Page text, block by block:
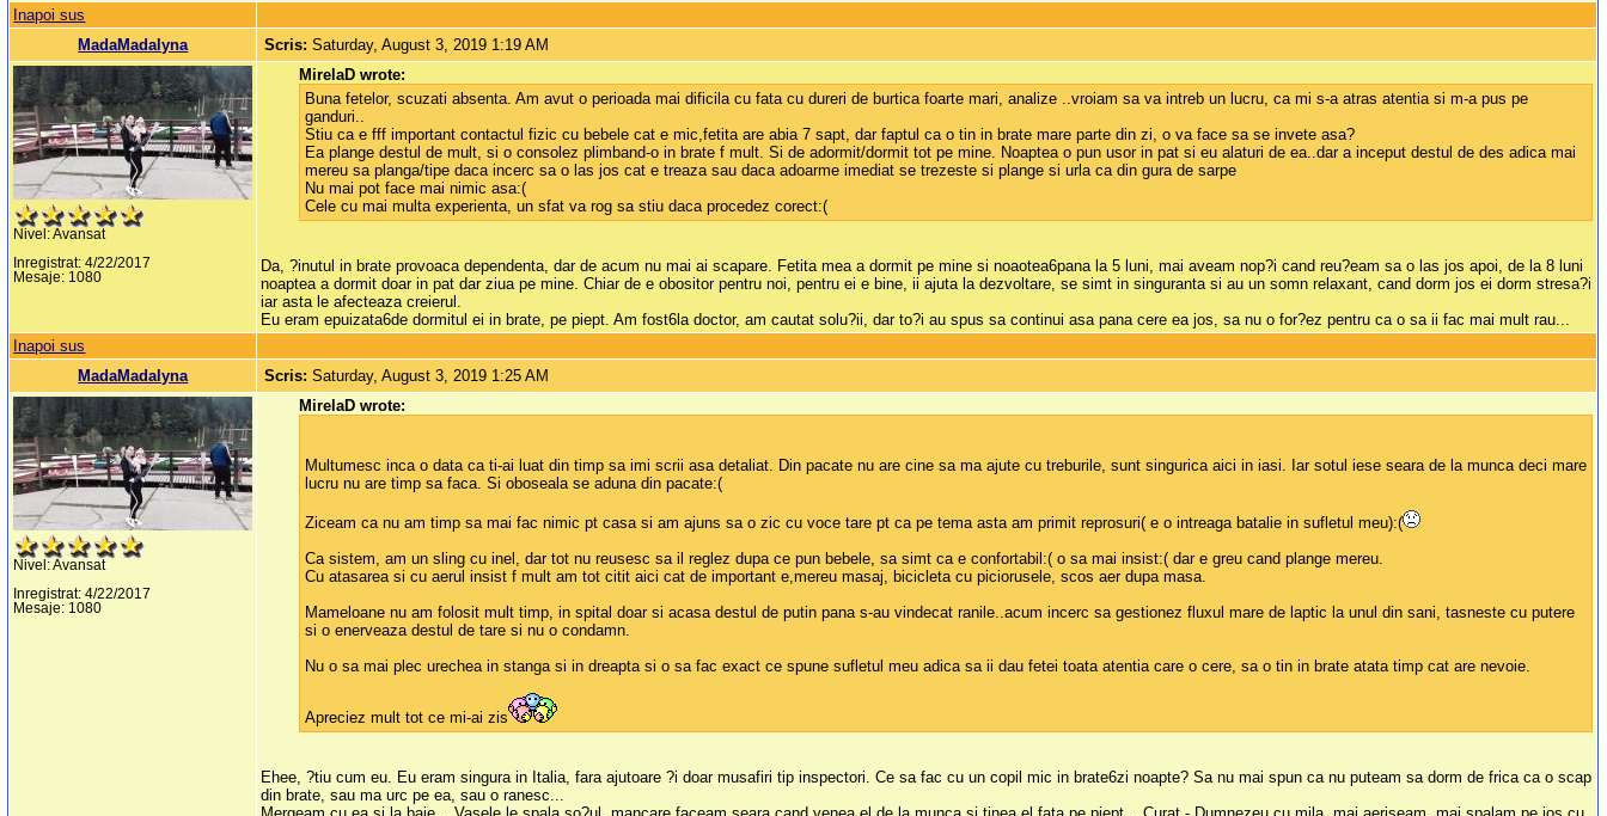
Inapoi sus
MadaMadalyna
Scris:Saturday, August 3, 2019 1:19 AM
Nivel: Avansat
Inregistrat: 4/22/2017
Mesaje: 1080
MirelaD wrote:
Buna fetelor, scuzati absenta. Am avut o perioada mai dificila cu fata cu dureri de burtica foarte mari, analize ..vroiam sa va intreb un lucru, ca mi s-a atras atentia si m-a pus pe
ganduri..
Stiu ca e fff important contactul fizic cu bebele cat e mic,fetita are abia 7 sapt, dar faptul ca o tin in brate mare parte din zi, o va face sa se invete asa?
Ea plange destul de mult, si o consolez plimband-o in brate f mult. Si de adormit/dormit tot pe mine. Noaptea o pun usor in pat si eu alaturi de ea..dar a inceput destul de des adica mai
mereu sa planga/tipe daca incerc sa o las jos cat e treaza sau daca adoarme imediat se trezeste si plange si urla ca din gura de sarpe
Nu mai pot face mai nimic asa:(
Cele cu mai multa experienta, un sfat va rog sa stiu daca procedez corect:(
Da, ?inutul in brate provoaca dependenta, dar de acum nu mai ai scapare. Fetita mea a dormit pe mine si noaotea6pana la 5 luni, mai aveam nop?i cand reu?eam sa o las jos apoi, de la 8 luni
noaptea a dormit doar in pat dar ziua pe mine. Chiar de e obositor pentru noi, pentru ei e bine, ii ajuta la dezvoltare, se simt in singuranta si au un somn relaxant, cand dorm jos ei dorm stresa?i
iar asta le afecteaza creierul.
Eu eram epuizata6de dormitul ei in brate, pe piept. Am fost6la doctor, am cautat solu?ii, dar to?i au spus sa continui asa pana cere ea jos, sa nu o for?ez pentru ca o sa ii fac mai mult rau...
Inapoi sus
MadaMadalyna
Scris:Saturday, August 3, 2019 1:25 AM
Nivel: Avansat
Inregistrat: 4/22/2017
Mesaje: 1080
MirelaD wrote:
Multumesc inca o data ca ti-ai luat din timp sa imi scrii asa detaliat. Din pacate nu are cine sa ma ajute cu treburile, sunt singurica aici in iasi. Iar sotul iese seara de la munca deci mare
lucru nu are timp sa faca. Si oboseala se aduna din pacate:(
Ziceam ca nu am timp sa mai fac nimic pt casa si am ajuns sa o zic cu voce tare pt ca pe tema asta am primit reprosuri( e o intreaga batalie in sufletul meu):(
Ca sistem, am un sling cu inel, dar tot nu reusesc sa il reglez dupa ce pun bebele, sa simt ca e confortabil:( o sa mai insist:( dar e greu cand plange mereu.
Cu atasarea si cu aerul insist f mult am tot citit aici cat de important e,mereu masaj, bicicleta cu piciorusele, scos aer dupa masa.
Mameloane nu am folosit mult timp, in spital doar si acasa destul de putin pana s-au vindecat ranile..acum incerc sa gestionez fluxul mare de laptic la unul din sani, tasneste cu putere
si o enerveaza destul de tare si nu o condamn.
Nu o sa mai plec urechea in stanga si in dreapta si o sa fac exact ce spune sufletul meu adica sa ii dau fetei toata atentia care o cere, sa o tin in brate atata timp cat are nevoie.
Apreciez mult tot ce mi-ai zis
Ehee, ?tiu cum eu. Eu eram singura in Italia, fara ajutoare ?i doar musafiri tip inspectori. Ce sa fac cu un copil mic in brate6zi noapte? Sa nu mai spun ca nu puteam sa dorm de frica ca o scap
din brate, sau ma urc pe ea, sau o ranesc...